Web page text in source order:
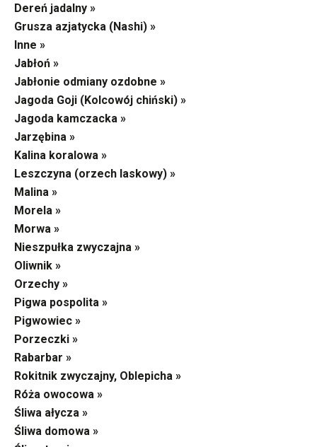
Dereń jadalny »
Grusza azjatycka (Nashi) »
Inne »
Jabłoń »
Jabłonie odmiany ozdobne »
Jagoda Goji (Kolcowój chiński) »
Jagoda kamczacka »
Jarzębina »
Kalina koralowa »
Leszczyna (orzech laskowy) »
Malina »
Morela »
Morwa »
Nieszpułka zwyczajna »
Oliwnik »
Orzechy »
Pigwa pospolita »
Pigwowiec »
Porzeczki »
Rabarbar »
Rokitnik zwyczajny, Oblepicha »
Róża owocowa »
Śliwa ałycza »
Śliwa domowa »